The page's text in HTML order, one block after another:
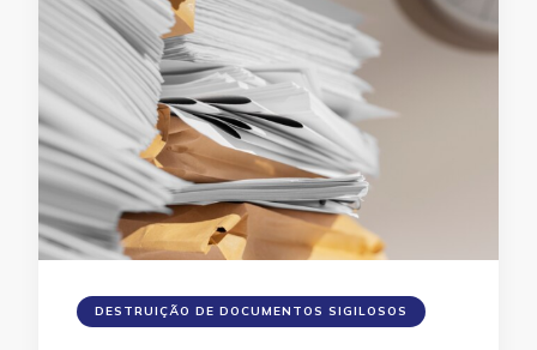
DESTRUIÇÃO DE DOCUMENTOS SIGILOSOS